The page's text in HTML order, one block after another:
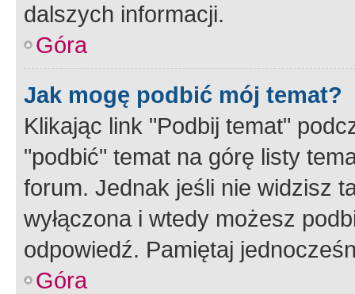
dalszych informacji.
Góra
Jak mogę podbić mój temat?
Klikając link "Podbij temat"
"podbić" temat na górę listy
forum. Jednak jeśli nie widzisz
wyłączona i wtedy możesz
odpowiedź. Pamiętaj
Góra